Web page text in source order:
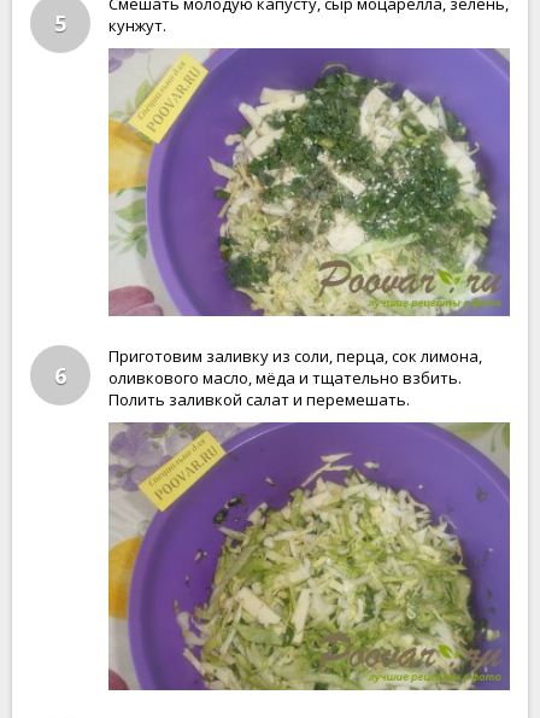
5
кунжут.
6
Приготовим заливку из соли, перца, сок лимона,
оливкового масло, мёда и тщательно взбить.
Полить заливкой салат и перемешать.